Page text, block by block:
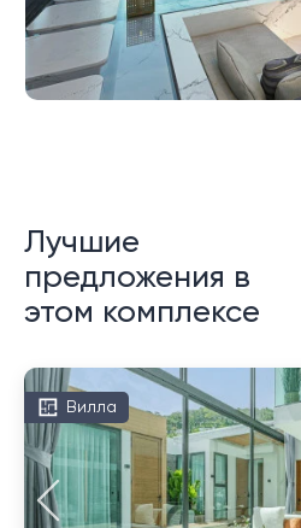
Лучшие
предложения в
этом комплексе
Вилла